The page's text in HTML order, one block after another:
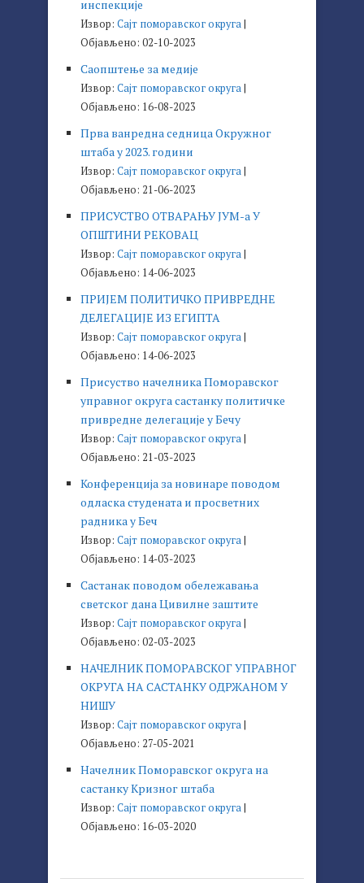
инспекције
Извор: Сајт поморавског округа
Објављено: 02-10-2023
Саопштење за медије
Извор: Сајт поморавског округа
Објављено: 16-08-2023
Прва ванредна седница Окружног
штаба у 2023. години
Извор: Сајт поморавског округа
Објављено: 21-06-2023
ПРИСУСТВО ОТВАРАЊУ ЈУМ-а У
ОПШТИНИ РЕКОВАЦ
Извор: Сајт поморавског округа
Објављено: 14-06-2023
ПРИЈЕМ ПОЛИТИЧКО ПРИВРЕДНЕ
ДЕЛЕГАЦИЈЕ ИЗ ЕГИПТА
Извор: Сајт поморавског округа
Објављено: 14-06-2023
Присуство начелника Поморавског
управног округа састанку политичке
привредне делегације у Бечу
Извор: Сајт поморавског округа
Објављено: 21-03-2023
Конференција за новинаре поводом
одласка студената и просветних
радника у Беч
Извор: Сајт поморавског округа
Објављено: 14-03-2023
Састанак поводом обележавања
светског дана Цивилне заштите
Извор: Сајт поморавског округа
Објављено: 02-03-2023
НАЧЕЛНИК ПОМОРАВСКОГ УПРАВНОГ
ОКРУГА НА САСТАНКУ ОДРЖАНОМ У
НИШУ
Извор: Сајт поморавског округа
Објављено: 27-05-2021
Начелник Поморавског округа на
састанку Кризног штаба
Извор: Сајт поморавског округа
Објављено: 16-03-2020